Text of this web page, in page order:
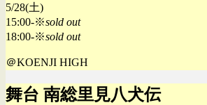
5/28(土)
15:00-※sold out
18:00-※sold out
＠KOENJI HIGH
舞台 南総里見八犬伝